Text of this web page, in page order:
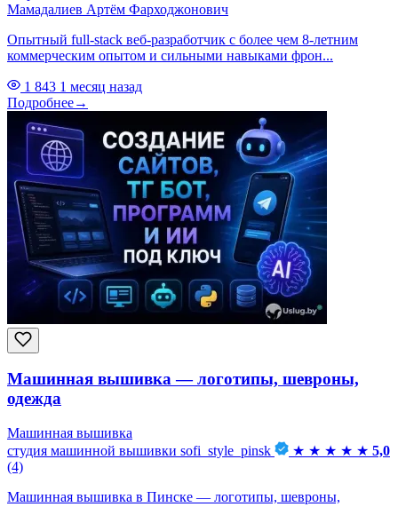
Мамадалиев Артём Фарходжонович
Опытный full-stack веб-разработчик с более чем 8-летним
коммерческим опытом и сильными навыками фрон...
1 843 1 месяц назад
Подробнее→
Машинная вышивка — логотипы, шевроны,
одежда
Машинная вышивка
студия машинной вышивки sofi_style_pinsk
★ ★ ★ ★ ★ 5,0
(4)
Машинная вышивка в Пинске — логотипы, шевроны,